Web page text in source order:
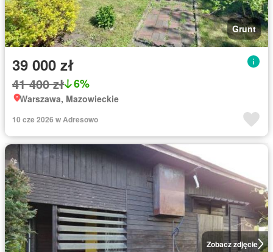
Grunt
39 000 zł
41 400 zł 6%
Warszawa, Mazowieckie
10 cze 2026 w Adresowo
Zobacz zdjęcie